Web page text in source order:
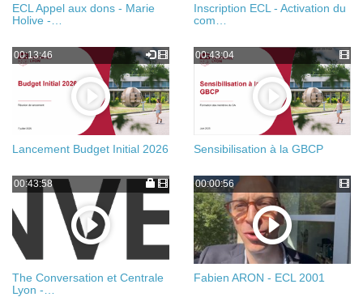
ECL Appel aux dons - Marie
Holive -…
Inscription ECL - Activation du
com…
00:13:46
Lancement Budget Initial 2026
00:43:04
Sensibilisation à la GBCP
00:43:58
The Conversation et Centrale
Lyon -…
00:00:56
Fabien ARON - ECL 2001